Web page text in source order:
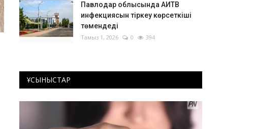
Павлодар облысында АИТВ
инфекциясын тіркеу көрсеткіші
төмендеді
Тамыз 1, 2026 0 394
ҰСЫНЫСТАР